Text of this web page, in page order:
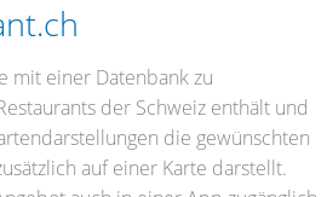
mit einer Datenbank zu
der Schweiz enthält und
die gewünschten
auf einer Karte darstellt.